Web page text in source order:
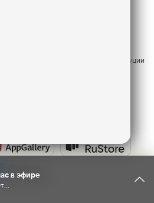
в эфире
город Москва, вн.тер.г.
улица Новомосковская, дом 12.
обращаться в Отдел дистрибуции
играх